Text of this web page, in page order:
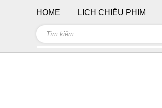
HOME LỊCH CHIẾU PHIM